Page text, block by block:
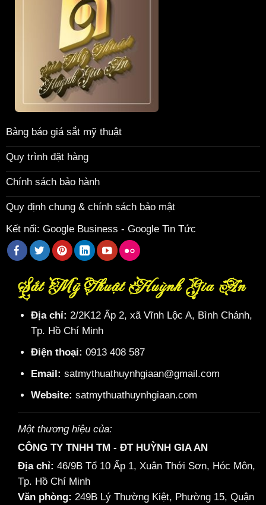
Bảng báo giá sắt mỹ thuật
Quy trình đặt hàng
Chính sách bảo hành
Quy định chung & chính sách bảo mật
Kết nối: Google Business - Google Tin Tức
Sắt Mỹ Thuật Huỳnh Gia An
Địa chỉ: 2/2K12 Ấp 2, xã Vĩnh Lộc A, Bình Chánh,
Tp. Hồ Chí Minh
Điện thoại: 0913 408 587
Email: satmythuathuynhgiaan@gmail.com
Website: satmythuathuynhgiaan.com
Một thương hiệu của:
CÔNG TY TNHH TM - ĐT HUỲNH GIA AN
Địa chỉ: 46/9B Tổ 10 Ấp 1, Xuân Thới Sơn, Hóc Môn,
Tp. Hồ Chí Minh
Văn phòng: 249B Lý Thường Kiệt, Phường 15, Quận